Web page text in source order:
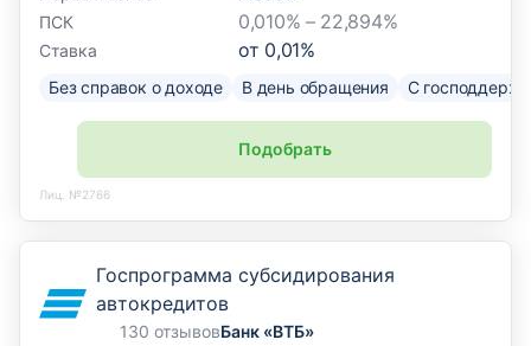
ПСК 0,010% – 22,894%
Ставка от 0,01%
Без справок о доходе В день обращения С
Подобрать
Лиц. №2766
Госпрограмма субсидирования
автокредитов
130 отзывовБанк «ВТБ»